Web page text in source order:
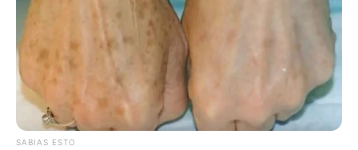
estacionamiento ilegales
SABIAS ESTO